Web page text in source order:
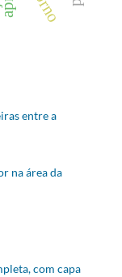
entre a
na área da
com capa